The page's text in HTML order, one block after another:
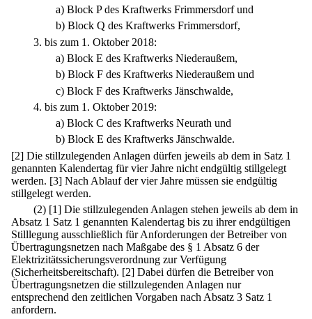
a) Block P des Kraftwerks Frimmersdorf und
b) Block Q des Kraftwerks Frimmersdorf,
3. bis zum 1. Oktober 2018:
a) Block E des Kraftwerks Niederaußem,
b) Block F des Kraftwerks Niederaußem und
c) Block F des Kraftwerks Jänschwalde,
4. bis zum 1. Oktober 2019:
a) Block C des Kraftwerks Neurath und
b) Block E des Kraftwerks Jänschwalde.
[2] Die stillzulegenden Anlagen dürfen jeweils ab dem in Satz 1
genannten Kalendertag für vier Jahre nicht endgültig stillgelegt
werden. [3] Nach Ablauf der vier Jahre müssen sie endgültig
stillgelegt werden.
(2) [1] Die stillzulegenden Anlagen stehen jeweils ab dem in
Absatz 1 Satz 1 genannten Kalendertag bis zu ihrer endgültigen
Stilllegung ausschließlich für Anforderungen der Betreiber von
Übertragungsnetzen nach Maßgabe des § 1 Absatz 6 der
Elektrizitätssicherungsverordnung zur Verfügung
(Sicherheitsbereitschaft). [2] Dabei dürfen die Betreiber von
Übertragungsnetzen die stillzulegenden Anlagen nur
entsprechend den zeitlichen Vorgaben nach Absatz 3 Satz 1
anfordern.